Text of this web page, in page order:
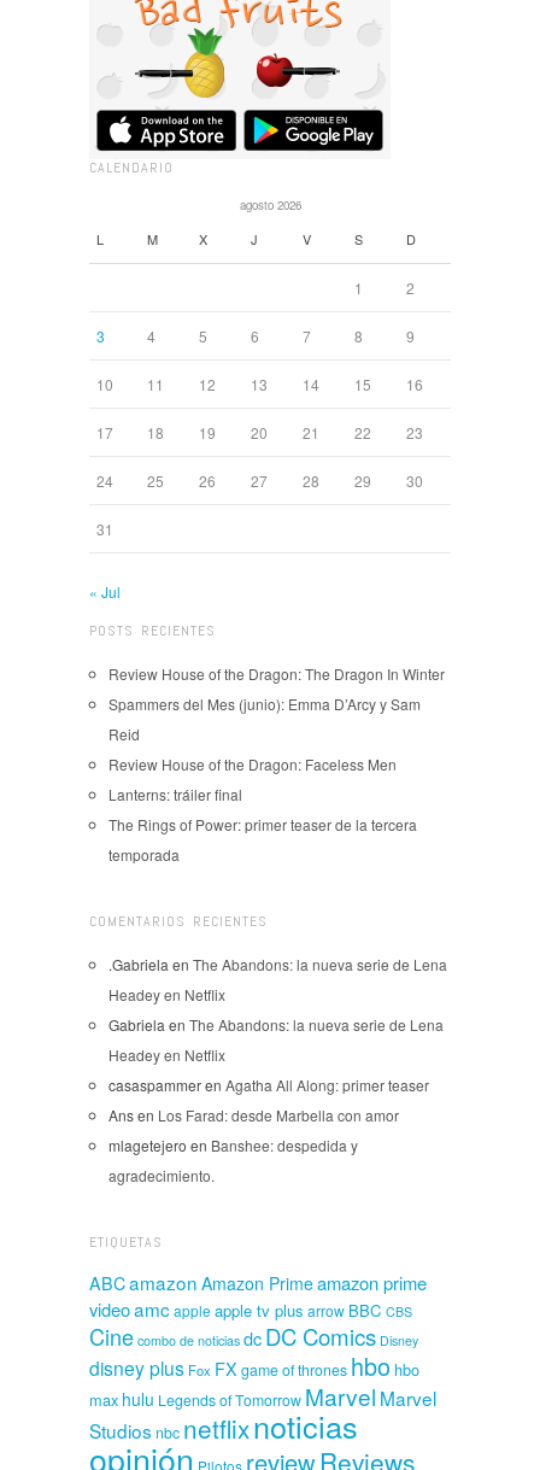
CALENDARIO
agosto 2026
L M X J V S D
1 2
3 4 5 6 7 8 9
10 11 12 13 14 15 16
17 18 19 20 21 22 23
24 25 26 27 28 29 30
31
« Jul
POSTS RECIENTES
Review House of the Dragon: The Dragon In Winter
Spammers del Mes (junio): Emma D’Arcy y Sam
Reid
Review House of the Dragon: Faceless Men
Lanterns: tráiler final
The Rings of Power: primer teaser de la tercera
temporada
COMENTARIOS RECIENTES
.Gabriela en The Abandons: la nueva serie de Lena
Headey en Netflix
Gabriela en The Abandons: la nueva serie de Lena
Headey en Netflix
casaspammeren Agatha All Along: primer teaser
Ansen Los Farad: desde Marbella con amor
mlagetejero en Banshee: despedida y
agradecimiento.
ETIQUETAS
ABCamazon Amazon Primeamazon prime
videoamcapple apple tv plus arrow BBC CBS
Cine combo de noticias dcDC Comics Disney
disney plus Fox FX game of thrones hbo hbo
max hulu Legends of Tomorrow Marvel Marvel
Studios nbc netflixnoticias
opinión Pilotos reviewReviews